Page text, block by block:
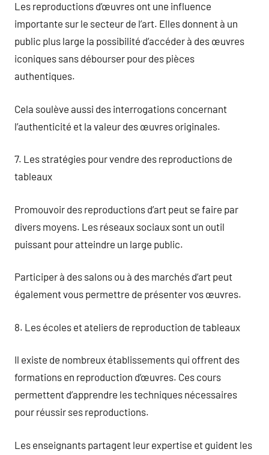
Les reproductions d’œuvres ont une influence
importante sur le secteur de l’art. Elles donnent à un
public plus large la possibilité d’accéder à des œuvres
iconiques sans débourser pour des pièces
authentiques.
Cela soulève aussi des interrogations concernant
l’authenticité et la valeur des œuvres originales.
7. Les stratégies pour vendre des reproductions de
tableaux
Promouvoir des reproductions d’art peut se faire par
divers moyens. Les réseaux sociaux sont un outil
puissant pour atteindre un large public.
Participer à des salons ou à des marchés d’art peut
également vous permettre de présenter vos œuvres.
8. Les écoles et ateliers de reproduction de tableaux
Il existe de nombreux établissements qui offrent des
formations en reproduction d’œuvres. Ces cours
permettent d’apprendre les techniques nécessaires
pour réussir ses reproductions.
Les enseignants partagent leur expertise et guident les